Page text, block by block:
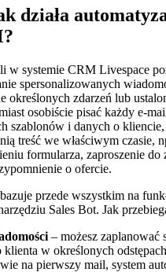
działa
w systemie CRM Livespace
spersonalizowanych
określonych zdarzeń lub
osobiście pisać każdy e-
szablonów i danych o
treść we właściwym czasie,
formularza, zaproszenie do
o ofercie.
bazuje przede wszystkim na
Sales Bot. Jak
– możesz zaplanować
klienta w określonych
na pierwszy mail, system